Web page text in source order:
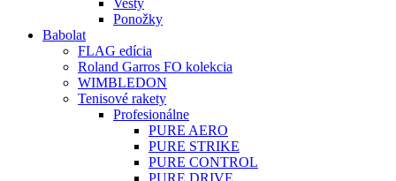
Ponožky
Babolat
FLAG edícia
Roland Garros FO kolekcia
WIMBLEDON
Tenisové rakety
Profesionálne
PURE AERO
PURE STRIKE
PURE CONTROL
PURE DRIVE